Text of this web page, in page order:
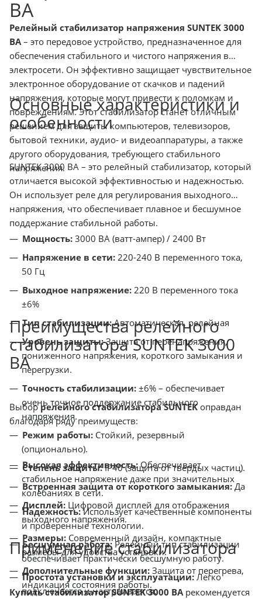
ВА
Релейный стабилизатор напряжения SUNTEK 3000
ВА– это передовое устройство, предназначенное для
обеспечения стабильного и чистого напряжения в
электросети. Он эффективно защищает чувствительное
электронное оборудование от скачков и падений
напряжения, которые могут привести к поломкам и
повреждениям. Этот стабилизатор станет отличным
решением для защиты компьютеров, телевизоров,
бытовой техники, аудио- и видеоаппаратуры, а также
другого оборудования, требующего стабильного
напряжения.
Основные характеристики и
особенности
SUNTEK 3000 ВА – это релейный стабилизатор, который
отличается высокой эффективностью и надежностью.
Он использует реле для регулирования выходного
напряжения, что обеспечивает плавное и бесшумное
поддержание стабильной работы.
Мощность: 3000 ВА (ватт-ампер) / 2400 Вт
Напряжение в сети: 220-240 В переменного тока,
50 Гц
Выходное напряжение: 220 В переменного тока
±6%
Тип стабилизации:Автоматическая, релейная
Уровень защиты:Защита от перенапряжения,
пониженного напряжения, короткого замыкания и
перегрузки.
Точность стабилизации: ±6% – обеспечивает
очень точное поддержание стабильного
напряжения.
Режим работы: Стойкий, резервный
(опционально).
Степень защиты:IP40 (защита от твердых частиц).
Встроенная защита от короткого замыкания: Да
Дисплей: Цифровой дисплей для отображения
выходного напряжения.
Размеры: Современный дизайн, компактные
размеры для удобства установки.
Дополнительные функции: Защита от перегрева,
индикация состояния работы.
Преимущества релейного
стабилизатора SUNTEK 3000
ВА
Выборрелейного стабилизатора SUNTEKоправдан
благодаря ряду преимуществ:
Высокая эффективность:Обеспечивает
стабильное напряжение даже при значительных
колебаниях в сети.
Надежность:Использует качественные компоненты
и проверенные технологии.
Бесшумная работа:Релейный тип стабилизации
обеспечивает практически бесшумную работу.
Простота установки и эксплуатации: Легко
подключается и настраивается.
Применение стабилизатора
Купить стабилизатор SUNTEK 3000 ВАрекомендуется